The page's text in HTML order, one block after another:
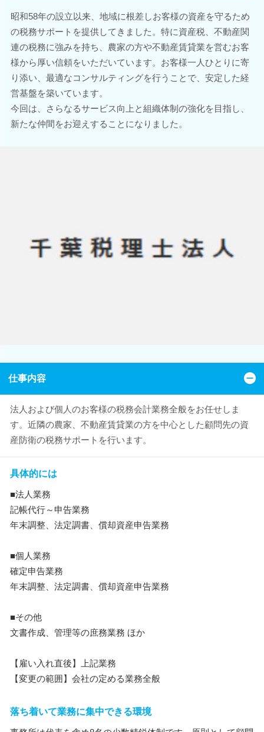
昭和58年の設立以来、地域に根差しお客様の資産を守るため
の税務サポートを提供してきました。特に資産税、不動産関
連の税務に強みを持ち、農家の方や不動産賃貸業を営むお客
様から厚い信頼をいただいています。お客様一人ひとりに寄
り添い、最適なコンサルティングを行うことで、安定した経
営基盤を築いています。
今回は、さらなるサービス向上と組織体制の強化を目指し、
新たな仲間をお迎えすることになりました。
仕事内容
法人および個人のお客様の税務会計業務全般をお任せしま
す。近隣の農家、不動産賃貸業の方を中心とした顧問先の資
産防衛の税務サポートを行います。
具体的には
■法人業務
記帳代行～申告業務
年末調整、法定調書、償却資産申告業務
■個人業務
確定申告業務
年末調整、法定調書、償却資産申告業務
■その他
文書作成、管理等の庶務業務 ほか
【雇い入れ直後】上記業務
【変更の範囲】会社の定める業務全般
落ち着いて業務に集中できる環境